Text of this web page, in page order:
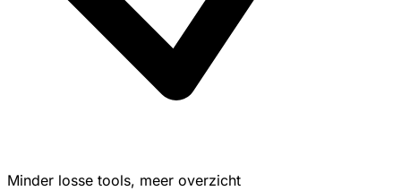
Minder losse tools, meer overzicht